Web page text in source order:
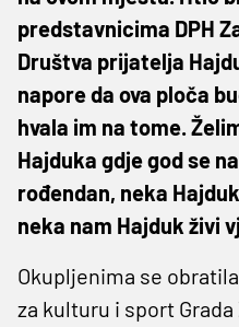
predstavnicima DPH
Društva prijatelja
napore da ova ploča
hvala im na tome.
Hajduka gdje god se
rođendan, neka
neka nam Hajduk živi
Okupljenima se
za kulturu i sport Grada